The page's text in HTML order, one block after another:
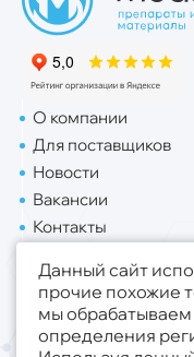
О компании
Для поставщиков
Новости
Вакансии
Контакты
Публичная оферта
Политика
Данный сайт
прочие похожие
мы
определения